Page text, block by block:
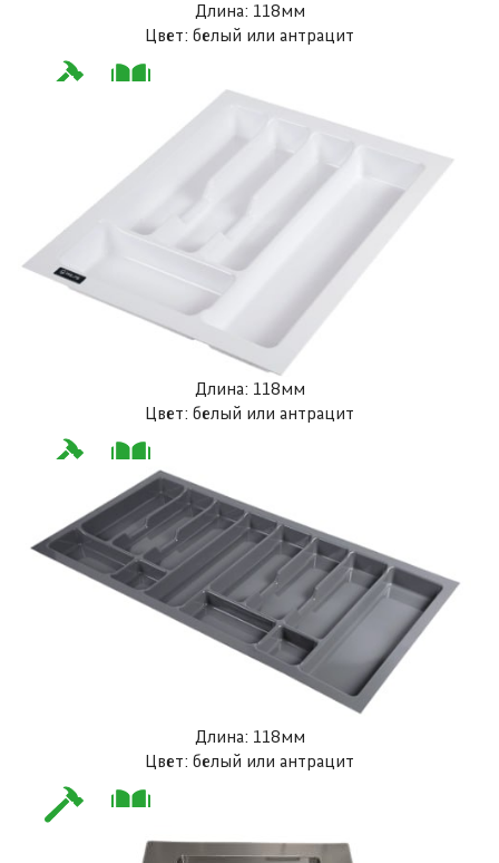
Длина: 118мм
Цвет: белый или антрацит
Длина: 118мм
Цвет: белый или антрацит
Длина: 118мм
Цвет: белый или антрацит